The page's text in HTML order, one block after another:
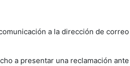
a la dirección de
a presentar una reclamación